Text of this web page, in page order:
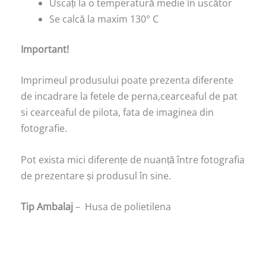
Uscați la o temperatură medie în uscător
Se calcă la maxim 130° C
Important!
Imprimeul produsului poate prezenta diferente
de incadrare la fetele de perna,cearceaful de pat
si cearceaful de pilota, fata de imaginea din
fotografie.
Pot exista mici diferențe de nuanță între fotografia
de prezentare și produsul în sine.
Tip Ambalaj– Husa de polietilena